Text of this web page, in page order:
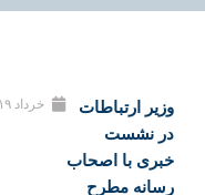
ارتباطات
نشست
با اصحاب
مطرح
خرداد ۱۹, ۱۴۰۵